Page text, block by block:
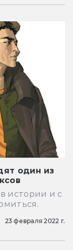
один из
истории и с
23 февраля 2022 г.